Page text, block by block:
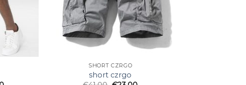
SHORT CZRGO
short czrgo